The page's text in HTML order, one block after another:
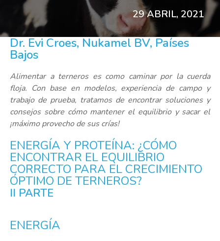
29 ABRIL, 2021
Dr. Evi Croes, Nukamel BV, Países
Bajos
Alimentar a terneros es como caminar por la cuerda
floja. Con base en modelos, experiencia de campo y
trabajo de prueba, tratamos de encontrar soluciones y
consejos sobre cómo mantener el equilibrio y sacar el
¡máximo provecho de sus crías!
ENERGÍA Y PROTEÍNA: ¿CÓMO
ENCONTRAR EL EQUILIBRIO
CORRECTO PARA EL CRECIMIENTO
ÓPTIMO DE TERNEROS?
II PARTE
ENERGÍA